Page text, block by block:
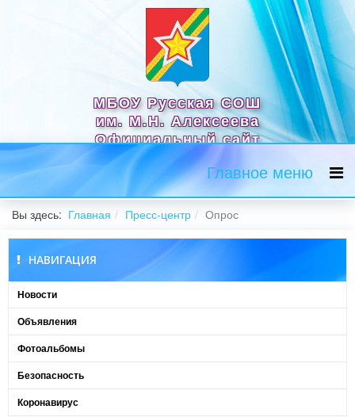
МБОУ Русская СОШ
им. М.Н. Алексеева
Официальный сайт
Главное меню
Вы здесь: Главная Пресс-центр Опрос
НАВИГАЦИЯ
Новости
Объявления
Фотоальбомы
Безопасность
Коронавирус